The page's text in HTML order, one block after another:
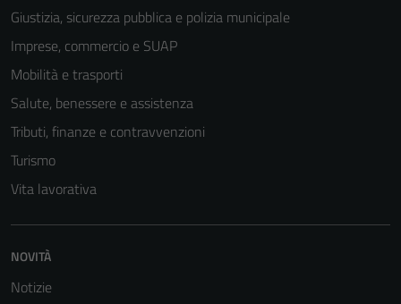
Giustizia, sicurezza pubblica e polizia municipale
Imprese, commercio e SUAP
Mobilità e trasporti
Salute, benessere e assistenza
Tributi, finanze e contravvenzioni
Turismo
Vita lavorativa
NOVITÀ
Notizie